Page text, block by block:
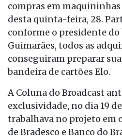
compras em
desta quinta-feira, 28.
conforme o presidente do
Guimarães, todos as
conseguiram preparar
bandeira de cartões Elo.
A Coluna do Broadcast
exclusividade, no dia 19
trabalhava no projeto em
de Bradesco e Banco do